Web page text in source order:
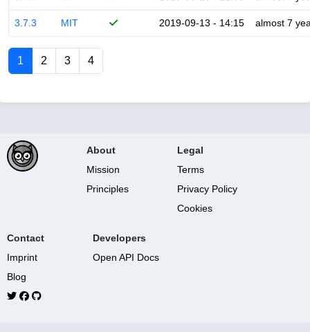
3.7.3 MIT 2019-09-13 - 14:15 almost 7
1 2 3 4
About
Mission
Principles
Legal
Terms
Privacy Policy
Cookies
Contact
Imprint
Blog
Developers
Open API Docs